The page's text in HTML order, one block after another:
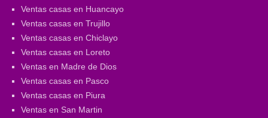
Ventas casas en Huancayo
Ventas casas en Trujillo
Ventas casas en Chiclayo
Ventas casas en Loreto
Ventas en Madre de Dios
Ventas casas en Pasco
Ventas casas en Piura
Ventas en San Martin